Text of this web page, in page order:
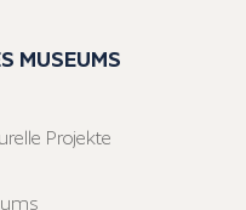
MUSEUMS
Projekte